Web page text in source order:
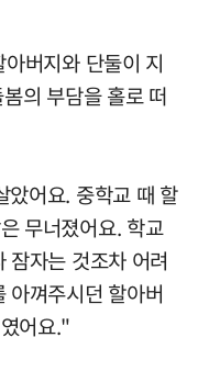
버지와 단둘이 지
의 부담을 홀로 떠
았어요. 중학교 때 할
무너졌어요. 학교
잠자는 것조차 어려
아껴주시던 할아버
어요."